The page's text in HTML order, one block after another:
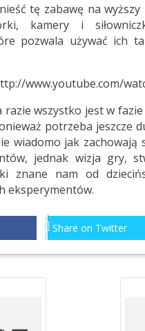
tę zabawę na
kamery i
pozwala używać ich
www.youtube.com/
razie wszystko jest w
potrzeba jeszcze
wiadomo jak zachowają
jednak wizja gry,
znane nam od
eksperymentów.
Share on Twitter